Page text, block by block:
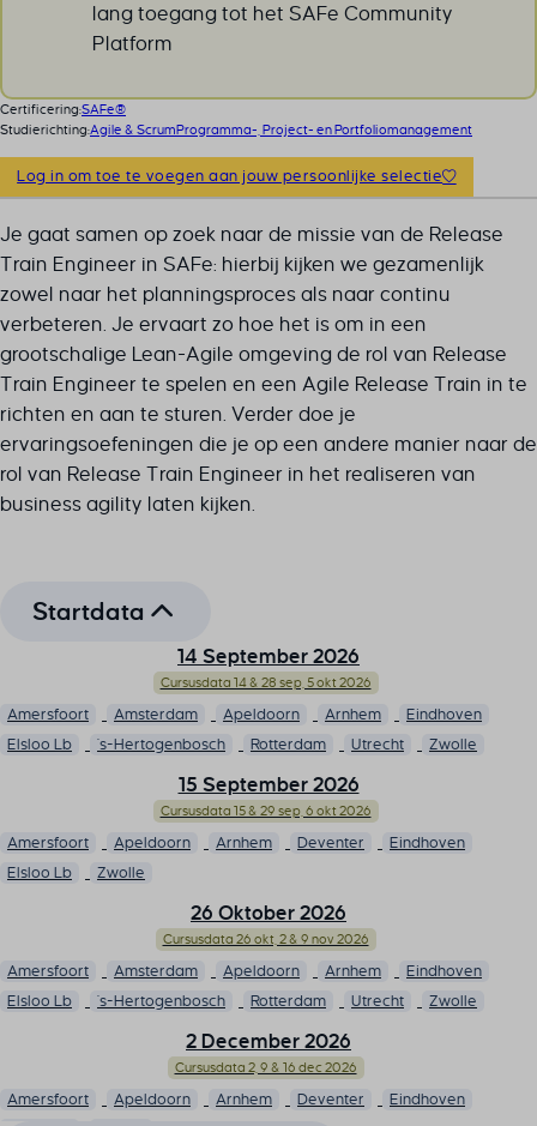
lang toegang tot het SAFe Community
Platform
Certificering:SAFe®
Studierichting:Agile & ScrumProgramma-, Project- en Portfoliomanagement
Log in om toe te voegen aan jouw persoonlijke selectie
Je gaat samen op zoek naar de missie van de Release
Train Engineer in SAFe: hierbij kijken we gezamenlijk
zowel naar het planningsproces als naar continu
verbeteren. Je ervaart zo hoe het is om in een
grootschalige Lean-Agile omgeving de rol van Release
Train Engineer te spelen en een Agile Release Train in te
richten en aan te sturen. Verder doe je
ervaringsoefeningen die je op een andere manier naar de
rol van Release Train Engineer in het realiseren van
business agility laten kijken.
Startdata
14 September 2026
Cursusdata 14 & 28 sep, 5 okt 2026
Amersfoort Amsterdam Apeldoorn Arnhem
Eindhoven
Elsloo Lb
's-Hertogenbosch Rotterdam Utrecht Zwolle
15 September 2026
Cursusdata 15 & 29 sep, 6 okt 2026
Amersfoort Apeldoorn Arnhem Deventer
Eindhoven
Elsloo Lb
Zwolle
26 Oktober 2026
Cursusdata 26 okt, 2 & 9 nov 2026
Amersfoort Amsterdam Apeldoorn Arnhem
Eindhoven
Elsloo Lb
's-Hertogenbosch Rotterdam Utrecht Zwolle
2 December 2026
Cursusdata 2, 9 & 16 dec 2026
Amersfoort Apeldoorn Arnhem Deventer
Eindhoven